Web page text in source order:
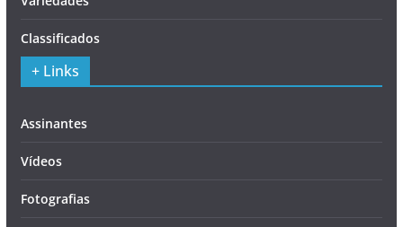
Classificados
+ Links
Assinantes
Vídeos
Fotografias